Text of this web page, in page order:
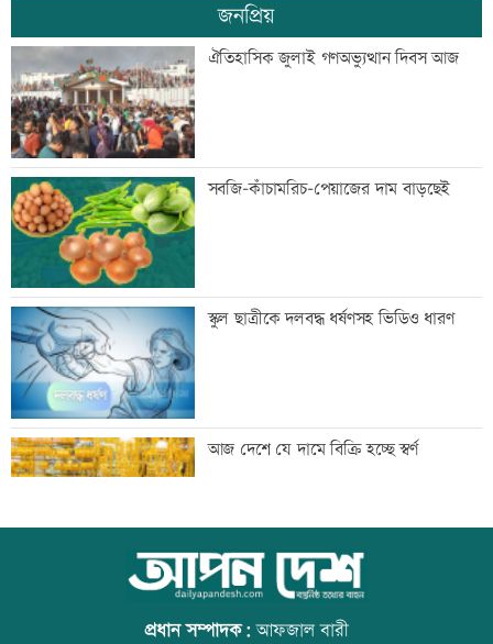
গুরুত্বপূর্ণ ব্যক্তিদের নিয়ে অপপ্রচারের বিরুদ্ধে
সতর্ক করল পুলিশ
নিরাপত্তা পেলে দেশে ফিরতে চান সাকিব
সাকিবের দেশে ফেরার সুযোগ নেই: ক্রীড়া
প্রতিমন্ত্রী
শিল্পকলায় বিনামূল্যে ৬ সিনেমা দেখা যাবে
দিল্লিতে শেখ হাসিনার বক্তব্যে ভারতের সমর্থন
নেই: রণধীর জয়সওয়াল
জনপ্রিয়
ঐতিহাসিক জুলাই গণঅভ্যুত্থান দিবস আজ
সবজি-কাঁচামরিচ-পেয়াজের দাম বাড়ছেই
স্কুল ছাত্রীকে দলবদ্ধ ধর্ষণসহ ভিডিও ধারণ
আজ দেশে যে দামে বিক্রি হচ্ছে স্বর্ণ
আজ বিশ্ব বন্ধু দিবস
প্রধান সম্পাদক:আফজাল বারী